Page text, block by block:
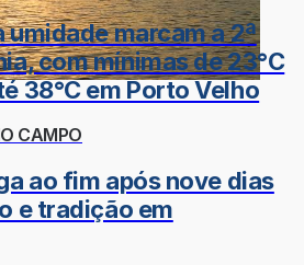
marcam a 2ª
com mínimas de 23°C
38°C em Porto Velho
CAMPO
ao fim após nove dias
e tradição em